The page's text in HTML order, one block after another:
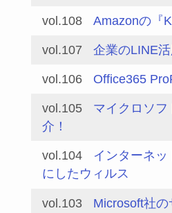
vol.108 Amazonの『
vol.107 企業のLINE
vol.106 Office365
vol.105
マイクロソフ
介！
vol.104
インターネ
にしたウィルス
vol.103
Microsoft社